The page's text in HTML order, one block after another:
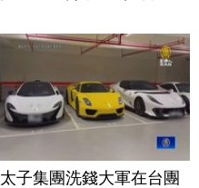
太子集團洗錢大軍在台團